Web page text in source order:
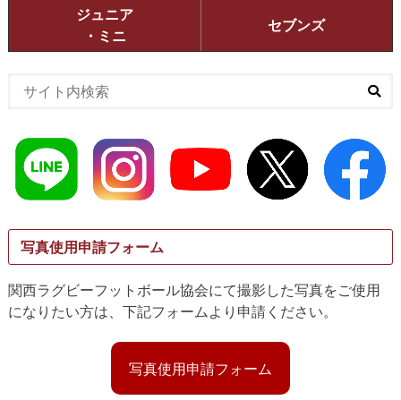
ジュニア
・ミニ
セブンズ
写真使用申請フォーム
関西ラグビーフットボール協会にて撮影した写真をご使用
になりたい方は、下記フォームより申請ください。
写真使用申請フォーム